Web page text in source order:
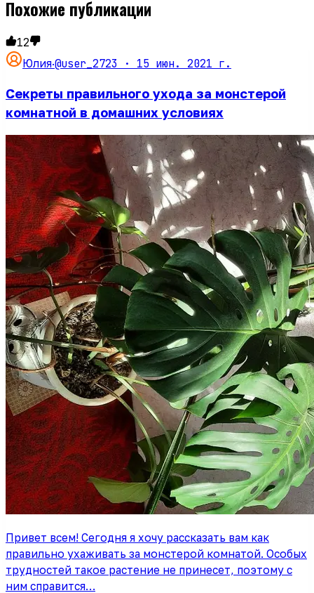
Похожие публикации
12
Юлия·@user_2723 · 15 июн. 2021 г.
Секреты правильного ухода за монстерой
комнатной в домашних условиях
Привет всем! Сегодня я хочу рассказать вам как
правильно ухаживать за монстерой комнатой. Особых
трудностей такое растение не принесет, поэтому с
ним справится…